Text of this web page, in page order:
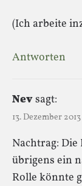
(Ich arbeite
Antworten
Nevsagt:
13. Dezember
Nachtrag:
übrigens ein
Rolle könnte